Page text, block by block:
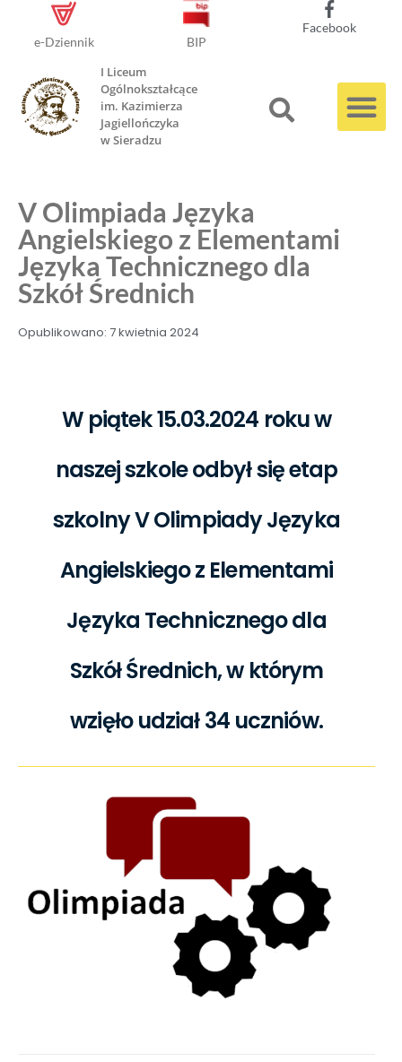
e-Dziennik BIP
Facebook
I Liceum
Ogólnokształcące
im. Kazimierza
Jagiellończyka
w Sieradzu
V Olimpiada Języka
Angielskiego z Elementami
Języka Technicznego dla
Szkół Średnich
Opublikowano: 7 kwietnia 2024
W piątek 15.03.2024 roku w
naszej szkole odbył się etap
szkolny V Olimpiady Języka
Angielskiego z Elementami
Języka Technicznego dla
Szkół Średnich, w którym
wzięło udział 34 uczniów.